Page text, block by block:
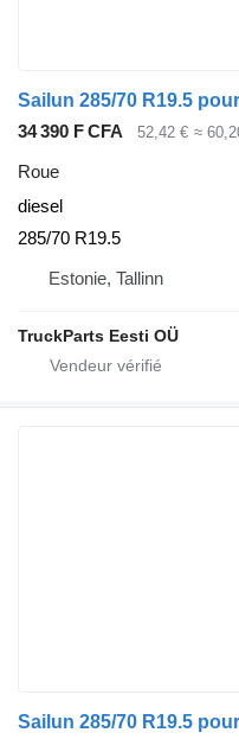
Sailun 285/70 R19.5
34 390 F CFA
52,42 € ≈
Roue
diesel
285/70 R19.5
Estonie, Tallinn
TruckParts Eesti OÜ